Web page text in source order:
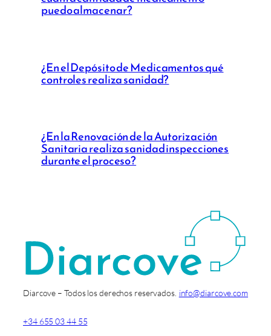
puedo almacenar?
¿En el Depósito de Medicamentos qué
controles realiza sanidad?
¿En la Renovación de la Autorización
Sanitaria realiza sanidad inspecciones
durante el proceso?
Diarcove – Todos los derechos reservados. info@diarcove.com
+34 655 03 44 55